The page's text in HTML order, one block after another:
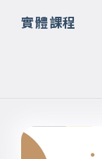
實體課程